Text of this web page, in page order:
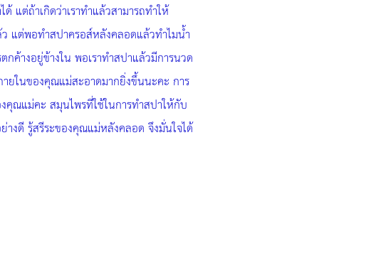
แต่ถ้าเกิดว่าเราทำแล้วสามารถทำให้
แต่พอทำสปาครอส์หลังคลอดแล้วทำไมน้ำ
ค้างอยู่ข้างใน พอเราทำสปาแล้วมีการนวด
ยในของคุณแม่สะอาดมากยิ่งขึ้นนะคะ การ
ณแม่คะ สมุนไพรที่ใช้ในการทำสปาให้กับ
งดี รู้สรีระของคุณแม่หลังคลอด จึงมั่นใจได้